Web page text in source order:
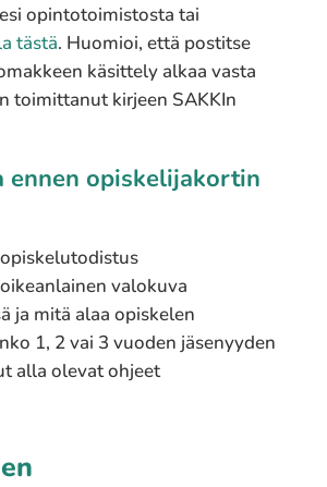
opintotoimistosta tai
tästä. Huomioi, että postitse
käsittely alkaa vasta
toimittanut kirjeen SAKKIn
ennen opiskelijakortin
valokuva
ja mitä alaa opiskelen
1, 2 vai 3 vuoden jäsenyyden
alla olevat ohjeet